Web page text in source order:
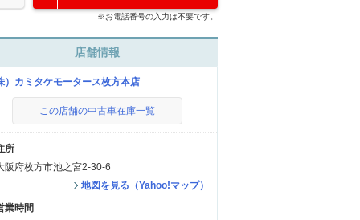
※お電話番号の入力は不要です。
店舗情報
）カミタケモータース枚方本店
この店舗の中古車在庫一覧
所
阪府枚方市池之宮2-30-6
地図を見る（Yahoo!マップ）
業時間